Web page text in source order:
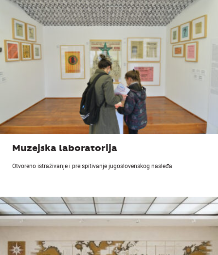
Muzejska laboratorija
Otvoreno istraživanje i preispitivanje jugoslovenskog nasleđa